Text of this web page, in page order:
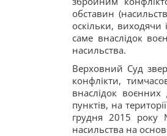
обставин
оскільки, виходячи
саме внаслідок
насильства.
Верховний Суд
конфлікти,
внаслідок
пунктів, на
грудня 2015 року
насильства на